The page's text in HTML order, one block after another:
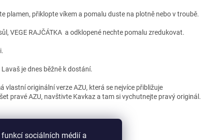
sociálních médií a
plamen, přiklopte víkem a pomalu duste na plotně nebo v troubě.
VEGE RAJČÁTKA a odklopené nechte pomalu zredukovat.
je dnes běžně k dostání.
vlastní originální verze AZU, která se nejvíce přibližuje
pravé AZU, navštivte Kavkaz a tam si vychutnejte pravý originál.